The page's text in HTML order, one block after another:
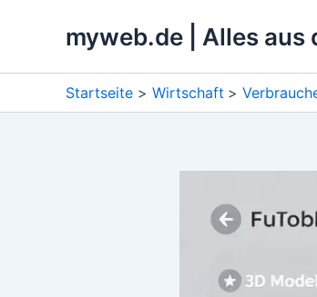
myweb.de | Alles aus
Startseite Wirtschaft